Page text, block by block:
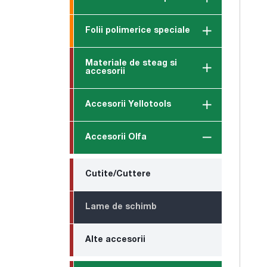
Folii polimerice speciale
Materiale de steag si
accesorii
Accesorii Yellotools
Accesorii Olfa
Cutite/Cuttere
Lame de schimb
Alte accesorii